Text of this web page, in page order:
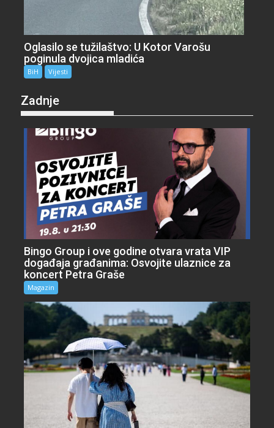
Oglasilo se tužilaštvo: U Kotor Varošu
poginula dvojica mladića
BiH Vijesti
Zadnje
Bingo Group i ove godine otvara vrata VIP
događaja građanima: Osvojite ulaznice za
koncert Petra Graše
Magazin